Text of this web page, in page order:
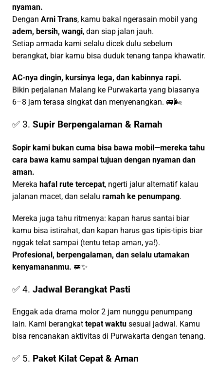
nyaman.
Dengan Arni Trans, kamu bakal ngerasain mobil yang
adem, bersih, wangi, dan siap jalan jauh.
Setiap armada kami selalu dicek dulu sebelum
berangkat, biar kamu bisa duduk tenang tanpa khawatir.
AC-nya dingin, kursinya lega, dan kabinnya rapi.
Bikin perjalanan Malang ke Purwakarta yang biasanya
6–8 jam terasa singkat dan menyenangkan. 🚐🌬️
✅ 3. Supir Berpengalaman & Ramah
Sopir kami bukan cuma bisa bawa mobil—mereka tahu
cara bawa kamu sampai tujuan dengan nyaman dan
aman.
Mereka hafal rute tercepat, ngerti jalur alternatif kalau
jalanan macet, dan selalu ramah ke penumpang.
Mereka juga tahu ritmenya: kapan harus santai biar
kamu bisa istirahat, dan kapan harus gas tipis-tipis biar
nggak telat sampai (tentu tetap aman, ya!).
Profesional, berpengalaman, dan selalu utamakan
kenyamananmu. 🚐✨
✅ 4. Jadwal Berangkat Pasti
Enggak ada drama molor 2 jam nunggu penumpang
lain. Kami berangkat tepat waktu sesuai jadwal. Kamu
bisa rencanakan aktivitas di Purwakarta dengan tenang.
✅ 5. Paket Kilat Cepat & Aman